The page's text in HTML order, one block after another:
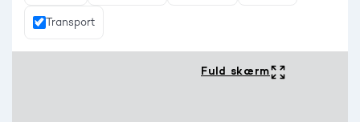
Transport
Fuld skærm